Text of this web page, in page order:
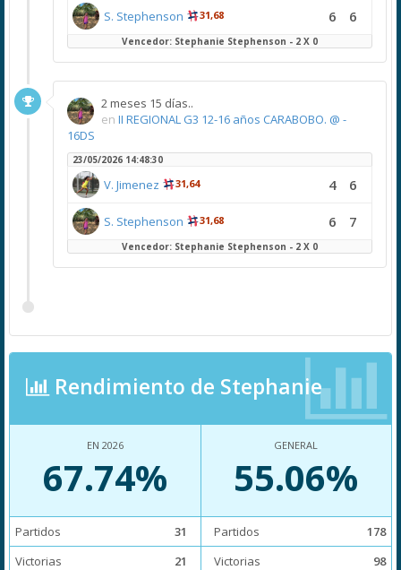
S. Stephenson 31,68 6 6
Vencedor: Stephanie Stephenson - 2 X 0
2 meses 15 días..
en II REGIONAL G3 12-16 años CARABOBO. @ -
16DS
23/05/2026 14:48:30
V. Jimenez 31,64 4 6
S. Stephenson 31,68 6 7
Vencedor: Stephanie Stephenson - 2 X 0
Rendimiento de Stephanie
EN 2026
67.74%
Partidos
31
Victorias
21
GENERAL
55.06%
Partidos
178
Victorias
98